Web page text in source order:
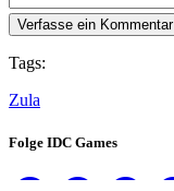
Verfasse ein Kommentar
Tags:
Zula
Folge IDC Games